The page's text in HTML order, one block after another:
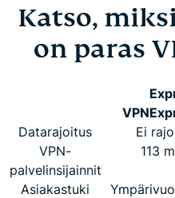
Katso,
on paras
VPN
Datarajoitus
Ei
VPN-
palvelinsijainnit
113
Asiakastuki